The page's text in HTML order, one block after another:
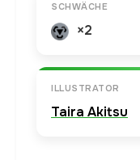
SCHWÄCHE
×2
ILLUSTRATOR
Taira Akitsu